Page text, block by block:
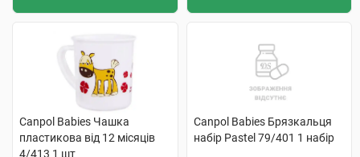
Canpol Babies Чашка
пластикова від 12 місяців
4/413 1 шт
Canpol Babies Брязкальця
набір Раstel 79/401 1 набір